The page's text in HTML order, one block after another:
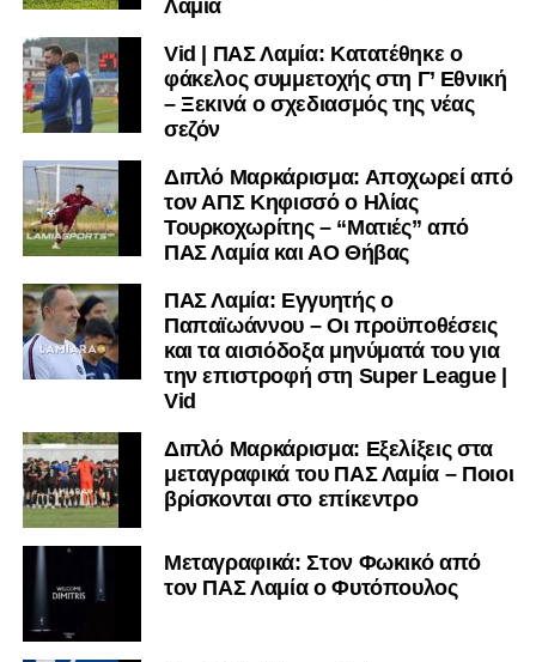
Λαμία
Vid | ΠΑΣ Λαμία: Κατατέθηκε ο
φάκελος συμμετοχής στη Γ’ Εθνική
– Ξεκινά ο σχεδιασμός της νέας
σεζόν
Διπλό Μαρκάρισμα: Αποχωρεί από
τον ΑΠΣ Κηφισσό ο Ηλίας
Τουρκοχωρίτης – “Ματιές” από
ΠΑΣ Λαμία και ΑΟ Θήβας
ΠΑΣ Λαμία: Εγγυητής ο
Παπαϊωάννου – Οι προϋποθέσεις
και τα αισιόδοξα μηνύματά του για
την επιστροφή στη Super League |
Vid
Διπλό Μαρκάρισμα: Εξελίξεις στα
μεταγραφικά του ΠΑΣ Λαμία – Ποιοι
βρίσκονται στο επίκεντρο
Μεταγραφικά: Στον Φωκικό από
τον ΠΑΣ Λαμία ο Φυτόπουλος